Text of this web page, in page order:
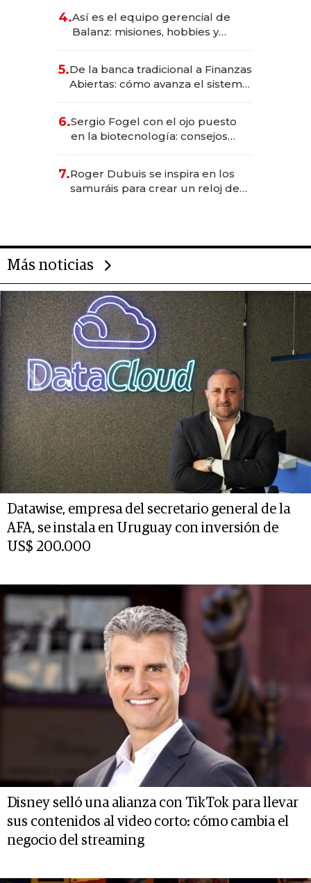
4.Así es el equipo gerencial de
Balanz: misiones, hobbies y
5.De la banca tradicional a Finanzas
Abiertas: cómo avanza el sistema
6.Sergio Fogel con el ojo puesto
en la biotecnología: consejos
rol de la IA
7.Roger Dubuis se inspira en los
samuráis para crear un reloj de
Más noticias
Datawise, empresa del secretario general de la
AFA, se instala en Uruguay con inversión de
US$ 200.000
Disney selló una alianza con TikTok para llevar
sus contenidos al video corto: cómo cambia el
negocio del streaming